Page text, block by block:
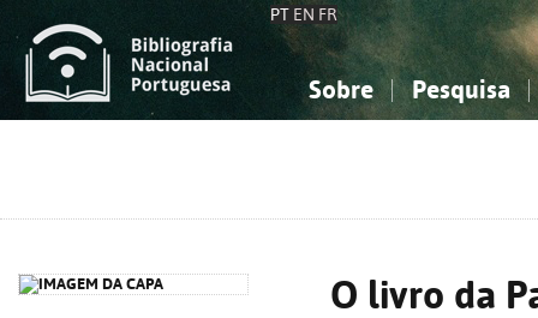
PT EN FR
Sobre Pesquisa
O livro da